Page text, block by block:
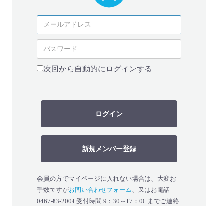
次回から自動的にログインする
ログイン
新規メンバー登録
会員の方でマイページに入れない場合は、大変お
手数ですがお問い合わせフォーム、又はお電話
0467-83-2004 受付時間 9：30～17：00 までご連絡